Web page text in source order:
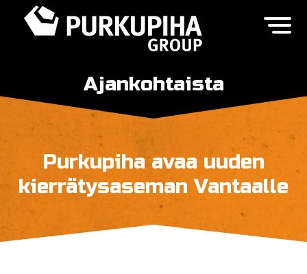
Ajankohtaista
Purkupiha avaa uuden
kierrätysaseman Vantaalle